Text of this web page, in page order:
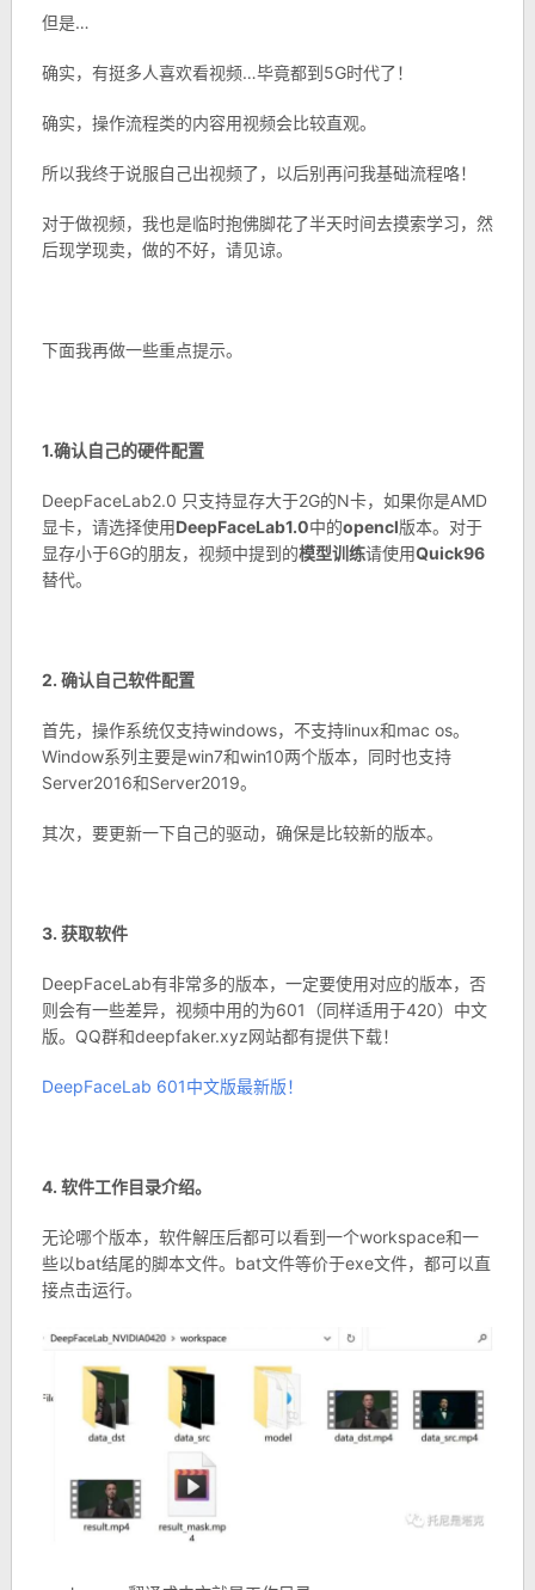
但是…
确实，有挺多人喜欢看视频…毕竟都到5G时代了！
确实，操作流程类的内容用视频会比较直观。
所以我终于说服自己出视频了，以后别再问我基础流程咯！
对于做视频，我也是临时抱佛脚花了半天时间去摸索学习，然
后现学现卖，做的不好，请见谅。
下面我再做一些重点提示。
1.确认自己的硬件配置
DeepFaceLab2.0 只支持显存大于2G的N卡，如果你是AMD
显卡，请选择使用DeepFaceLab1.0中的opencl版本。对于
显存小于6G的朋友，视频中提到的模型训练请使用Quick96
替代。
2. 确认自己软件配置
首先，操作系统仅支持windows，不支持linux和mac os。
Window系列主要是win7和win10两个版本，同时也支持
Server2016和Server2019。
其次，要更新一下自己的驱动，确保是比较新的版本。
3. 获取软件
DeepFaceLab有非常多的版本，一定要使用对应的版本，否
则会有一些差异，视频中用的为601（同样适用于420）中文
版。QQ群和deepfaker.xyz网站都有提供下载！
DeepFaceLab 601中文版最新版！
4. 软件工作目录介绍。
无论哪个版本，软件解压后都可以看到一个workspace和一
些以bat结尾的脚本文件。bat文件等价于exe文件，都可以直
接点击运行。